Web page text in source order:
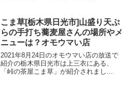
こま草[栃木県日光市]山盛り天ぷ
らの手打ち蕎麦屋さんの場所やメ
ニューは？オモウマい店
2021年8月24日のオモウマい店の放送で
紹介の栃木県日光市は上三衣にある、
「峠の茶屋こま草」が紹介されまし